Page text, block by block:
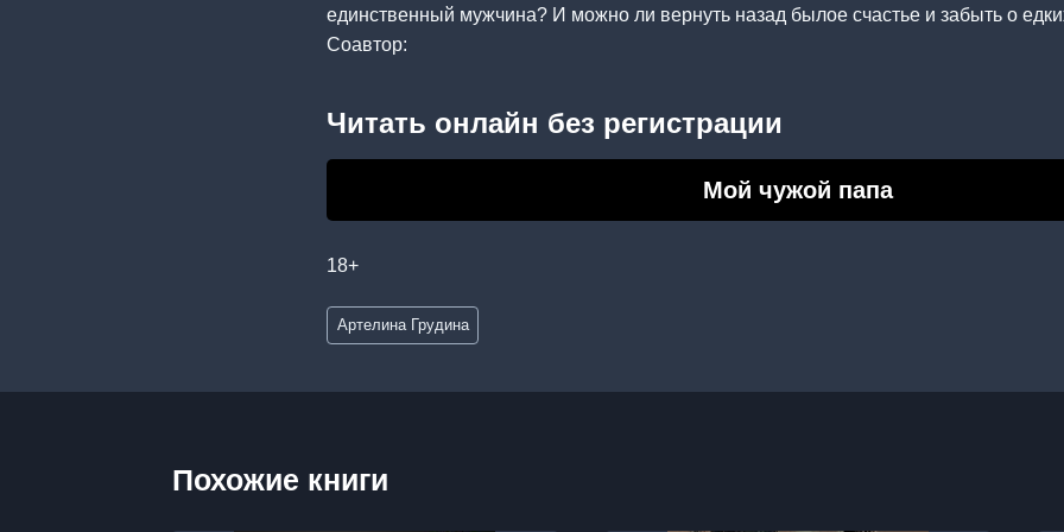
единственный мужчина? И можно ли вернуть назад былое счастье и забыть о
Соавтор:
Читать онлайн без регистрации
Мой чужой папа
18+
Метки
записи:
Артелина Грудина
Похожие книги